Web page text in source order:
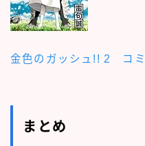
金色のガッシュ!! 2 コ
まとめ